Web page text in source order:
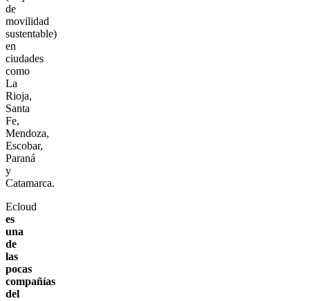
de
movilidad
sustentable)
en
ciudades
como
La
Rioja,
Santa
Fe,
Mendoza,
Escobar,
Paraná
y
Catamarca.
Ecloud
es
una
de
las
pocas
compañías
del